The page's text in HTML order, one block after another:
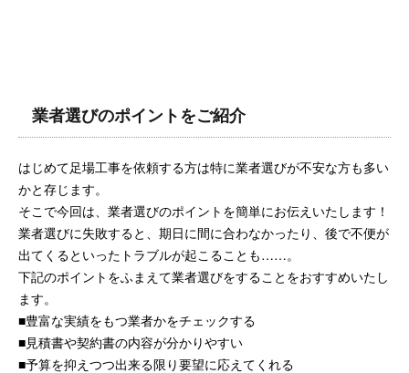
業者選びのポイントをご紹介
はじめて足場工事を依頼する方は特に業者選びが不安な方も多い
かと存じます。
そこで今回は、業者選びのポイントを簡単にお伝えいたします！
業者選びに失敗すると、期日に間に合わなかったり、後で不便が
出てくるといったトラブルが起こることも……。
下記のポイントをふまえて業者選びをすることをおすすめいたし
ます。
■豊富な実績をもつ業者かをチェックする
■見積書や契約書の内容が分かりやすい
■予算を抑えつつ出来る限り要望に応えてくれる